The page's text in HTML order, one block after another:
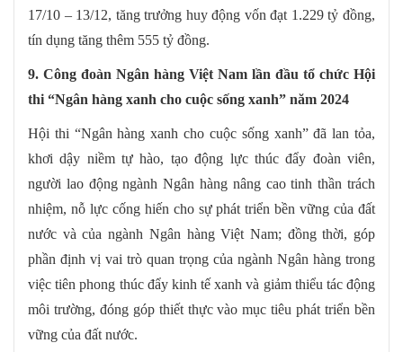
17/10 – 13/12, tăng trưởng huy động vốn đạt 1.229 tỷ đồng,
tín dụng tăng thêm 555 tỷ đồng.
9. Công đoàn Ngân hàng Việt Nam lần đầu tổ chức Hội
thi “Ngân hàng xanh cho cuộc sống xanh” năm 2024
Hội thi “Ngân hàng xanh cho cuộc sống xanh” đã lan tỏa,
khơi dậy niềm tự hào, tạo động lực thúc đẩy đoàn viên,
người lao động ngành Ngân hàng nâng cao tinh thần trách
nhiệm, nỗ lực cống hiến cho sự phát triển bền vững của đất
nước và của ngành Ngân hàng Việt Nam; đồng thời, góp
phần định vị vai trò quan trọng của ngành Ngân hàng trong
việc tiên phong thúc đẩy kinh tế xanh và giảm thiểu tác động
môi trường, đóng góp thiết thực vào mục tiêu phát triển bền
vững của đất nước.